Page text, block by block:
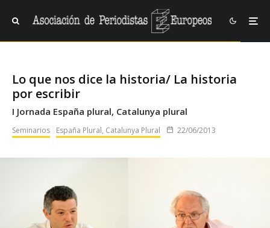
Lo que nos dice la historia/ La historia
por escribir
I Jornada España plural, Catalunya plural
Seminarios España Plural, Catalunya Plural 22/06/2013